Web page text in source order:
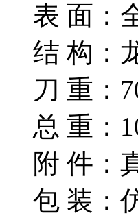
表 面：
结 构：
刀 重：
总 重：
附 件：
包 装：